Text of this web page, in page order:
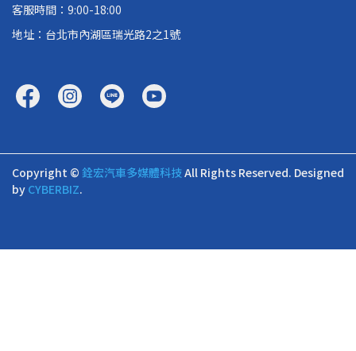
客服時間：9:00-18:00
地址：台北市內湖區瑞光路2之1號
Copyright © 銓宏汽車多媒體科技All Rights Reserved. Designed
by CYBERBIZ.